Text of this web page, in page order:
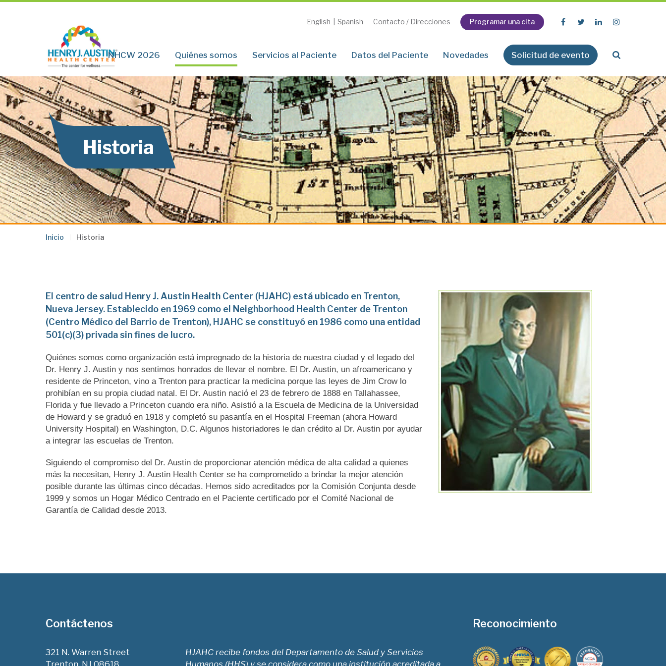
English Spanish Contacto / Direcciones Programar una cita
NHCW 2026 Quiénes somos Servicios al Paciente Datos del Paciente Novedades Solicitud de evento
Historia
Inicio Historia
El centro de salud Henry J. Austin Health Center (HJAHC) está ubicado en Trenton,
Nueva Jersey. Establecido en 1969 como el Neighborhood Health Center de Trenton
(Centro Médico del Barrio de Trenton), HJAHC se constituyó en 1986 como una entidad
501(c)(3) privada sin fines de lucro.
Quiénes somos como organización está impregnado de la historia de nuestra ciudad y el legado del
Dr. Henry J. Austin y nos sentimos honrados de llevar el nombre. El Dr. Austin, un afroamericano y
residente de Princeton, vino a Trenton para practicar la medicina porque las leyes de Jim Crow lo
prohibían en su propia ciudad natal. El Dr. Austin nació el 23 de febrero de 1888 en Tallahassee,
Florida y fue llevado a Princeton cuando era niño. Asistió a la Escuela de Medicina de la Universidad
de Howard y se graduó en 1918 y completó su pasantía en el Hospital Freeman (ahora Howard
University Hospital) en Washington, D.C. Algunos historiadores le dan crédito al Dr. Austin por ayudar
a integrar las escuelas de Trenton.
Siguiendo el compromiso del Dr. Austin de proporcionar atención médica de alta calidad a quienes
más la necesitan, Henry J. Austin Health Center se ha comprometido a brindar la mejor atención
posible durante las últimas cinco décadas. Hemos sido acreditados por la Comisión Conjunta desde
1999 y somos un Hogar Médico Centrado en el Paciente certificado por el Comité Nacional de
Garantía de Calidad desde 2013.
Contáctenos
321 N. Warren Street
HJAHC recibe fondos del Departamento de Salud y Servicios
Reconocimiento